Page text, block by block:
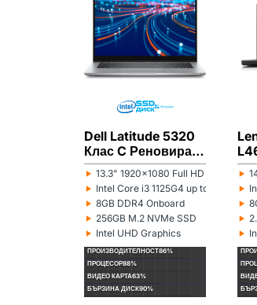
Dell Latitude 5320
Клас C Реновиран
лаптоп
‣
Монитор:
13.3" 1920x1080 Full HD 16:9
‣
Процесор:
Intel Core i3 1125G4 up to 3.70GHz
‣
Рам памет:
8GB DDR4 Onboard
‣
Хард диск:
256GB M.2 NVMe SSD
‣
Видеокарта:
Intel UHD Graphics
ПРОИЗВОДИТЕЛНОСТ86%
ПРОЦЕСОР88%
ВИДЕО КАРТА63%
БЪРЗИНА ДИСК90%
‣
‣
‣
Рам
‣
‣